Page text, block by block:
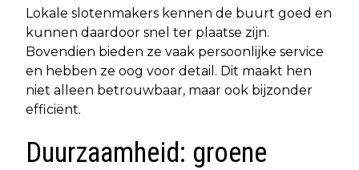
Lokale slotenmakers kennen de buurt goed en
kunnen daardoor snel ter plaatse zijn.
Bovendien bieden ze vaak persoonlijke service
en hebben ze oog voor detail. Dit maakt hen
niet alleen betrouwbaar, maar ook bijzonder
efficiënt.
Duurzaamheid: groene